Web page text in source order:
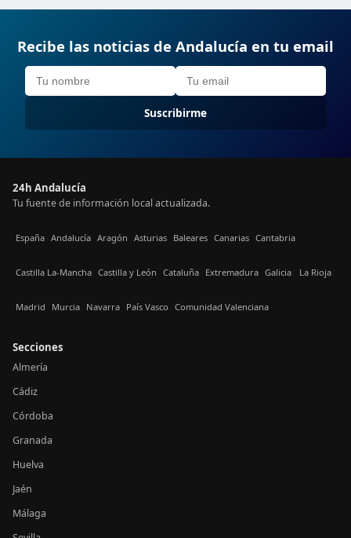
Recibe las noticias de Andalucía en tu email
Suscribirme
24h Andalucía
Tu fuente de información local actualizada.
España Andalucía Aragón Asturias Baleares Canarias Cantabria
Castilla La-Mancha Castilla y León Cataluña Extremadura Galicia La Rioja
Madrid Murcia Navarra País Vasco Comunidad Valenciana
Secciones
Almería
Cádiz
Córdoba
Granada
Huelva
Jaén
Málaga